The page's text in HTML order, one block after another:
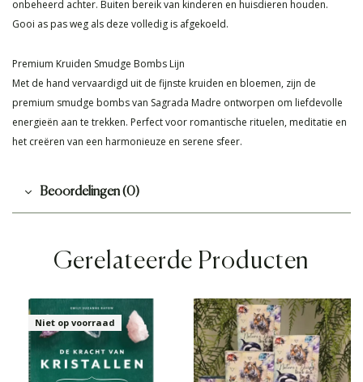
onbeheerd achter. Buiten bereik van kinderen en huisdieren houden.
Gooi as pas weg als deze volledig is afgekoeld.
Premium Kruiden Smudge Bombs Lijn
Met de hand vervaardigd uit de fijnste kruiden en bloemen, zijn de
premium smudge bombs van Sagrada Madre ontworpen om liefdevolle
energieën aan te trekken. Perfect voor romantische rituelen, meditatie en
het creëren van een harmonieuze en serene sfeer.
Beoordelingen (0)
Gerelateerde Producten
Niet op voorraad